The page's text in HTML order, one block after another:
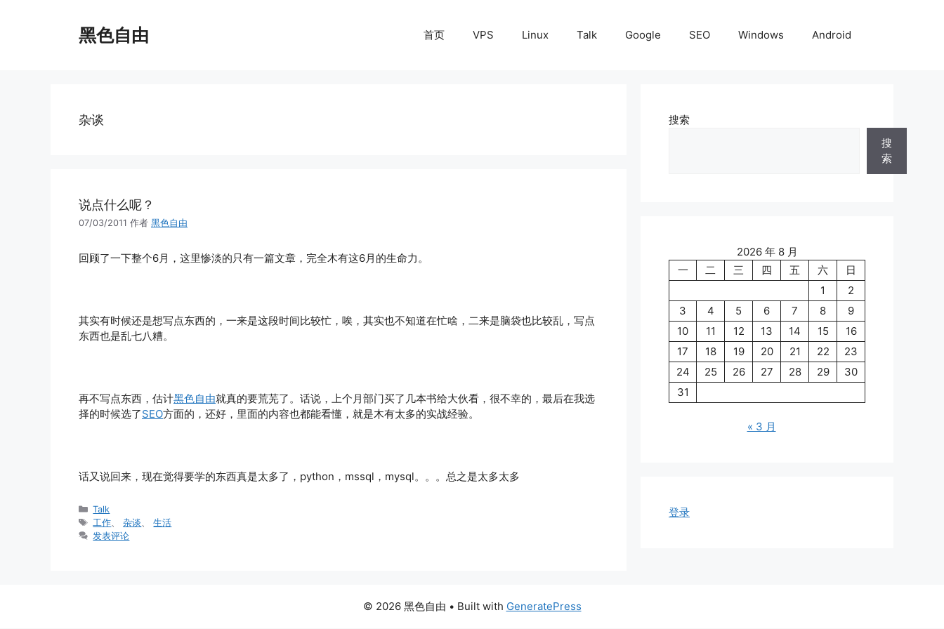
黑色自由 首页 VPS Linux Talk Google SEO Windows Android
杂谈
说点什么呢？
07/03/2011 作者 黑色自由
回顾了一下整个6月，这里惨淡的只有一篇文章，完全木有这6月的生命力。
其实有时候还是想写点东西的，一来是这段时间比较忙，唉，其实也不知道在忙啥，二来是脑袋也比较乱，写点
东西也是乱七八糟。
再不写点东西，估计黑色自由就真的要荒芜了。话说，上个月部门买了几本书给大伙看，很不幸的，最后在我选
择的时候选了SEO方面的，还好，里面的内容也都能看懂，就是木有太多的实战经验。
话又说回来，现在觉得要学的东西真是太多了，python，mssql，mysql。。。总之是太多太多
分
类
Talk
标
签
工作 、杂谈 、生活
发表评论
搜索
搜
索
2026 年 8 月
一
二 三 四 五 六
日
1
2
3
4 5 6 7 8
9
10
11 12 13 14 15
16
17
18 19 20 21 22
23
24
25 26 27 28 29
30
31
« 3 月
登录
© 2026 黑色自由 • Built with GeneratePress